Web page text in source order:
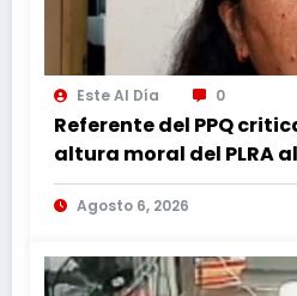
Este Al Día 0
Referente del PPQ
altura moral del PLRA
corruptos
Agosto 6, 2026